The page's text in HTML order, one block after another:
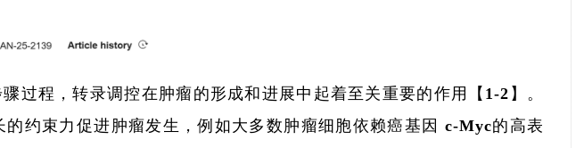
过程，转录调控在肿瘤的形成和进展中起着至关重要的作用【1-2】。
约束力促进肿瘤发生，例如大多数肿瘤细胞依赖癌基因 c-Myc的高表